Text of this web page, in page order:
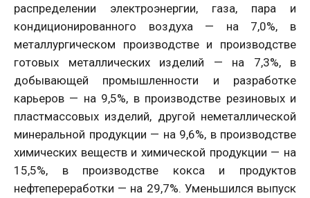
распределении электроэнергии, газа, пара и
кондиционированного воздуха — на 7,0%, в
металлургическом производстве и производстве
готовых металлических изделий — на 7,3%, в
добывающей промышленности и разработке
карьеров — на 9,5%, в производстве резиновых и
пластмассовых изделий, другой неметаллической
минеральной продукции — на 9,6%, в производстве
химических веществ и химической продукции — на
15,5%, в производстве кокса и продуктов
нефтепереработки — на 29,7%. Уменьшился выпуск